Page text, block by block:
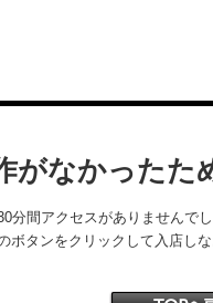
がなかったた
分間アクセスがありませんで
ボタンをクリックして入店しな